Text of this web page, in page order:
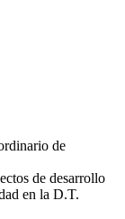
de
de desarrollo
en la D.T.